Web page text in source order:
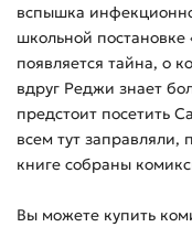
вспышка
школьной
появляется тайна, о
вдруг Реджи знает
предстоит посетить
всем тут
книге собраны
Вы можете купить